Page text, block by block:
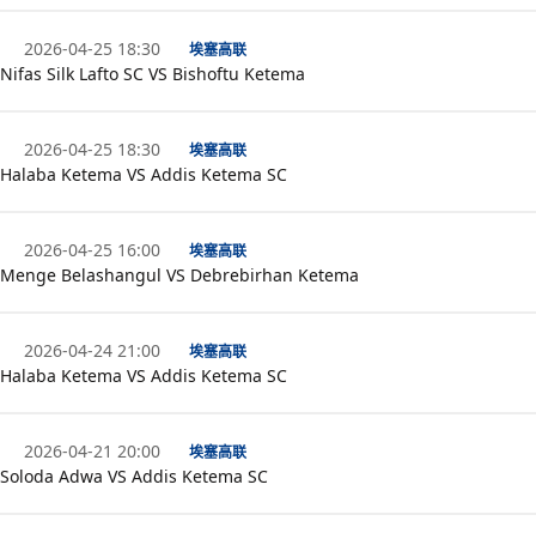
2026-04-25 18:30 埃塞高联
Nifas Silk Lafto SC VS Bishoftu Ketema
2026-04-25 18:30 埃塞高联
Halaba Ketema VS Addis Ketema SC
2026-04-25 16:00 埃塞高联
Menge Belashangul VS Debrebirhan Ketema
2026-04-24 21:00 埃塞高联
Halaba Ketema VS Addis Ketema SC
2026-04-21 20:00 埃塞高联
Soloda Adwa VS Addis Ketema SC